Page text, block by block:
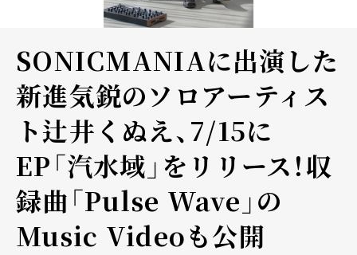
SONICMANIAに出演した
新進気鋭のソロアーティス
ト辻井くぬえ、7/15に
EP「汽水域」をリリース！収
録曲「Pulse Wave」の
Music Videoも公開